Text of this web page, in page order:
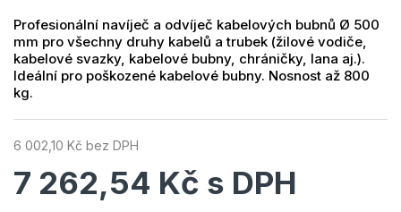
Profesionální navíječ a odvíječ kabelových bubnů Ø 500
mm pro všechny druhy kabelů a trubek (žilové vodiče,
kabelové svazky, kabelové bubny, chráničky, lana aj.).
Ideální pro poškozené kabelové bubny. Nosnost až 800
kg.
6 002,10 Kč bez DPH
7 262,54 Kč s DPH